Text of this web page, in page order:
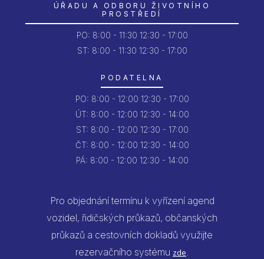
ÚŘADU A ODBORU ŽIVOTNÍHO
PROSTŘEDÍ
PO: 8:00 - 11:30 12:30 - 17:00
ST: 8:00 - 11:30 12:30 - 17:00
PODATELNA
PO: 8:00 - 12:00 12:30 - 17:00
ÚT: 8:00 - 12:00 12:30 - 14:00
ST: 8:00 - 12:00 12:30 - 17:00
ČT: 8:00 - 12:00 12:30 - 14:00
PÁ: 8:00 - 12:00 12:30 - 14:00
Pro objednání termínu k vyřízení agend
vozidel, řidičských průkazů, občanských
průkazů a cestovních dokladů využijte
rezervačního systému zde.